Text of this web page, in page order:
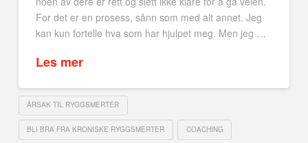
For det er en prosess, sånn som med alt annet. Jeg
kan kun fortelle hva som har hjulpet meg. Men jeg …
Les mer
ÅRSAK TIL RYGGSMERTER
BLI BRA FRA KRONISKE RYGGSMERTER COACHING